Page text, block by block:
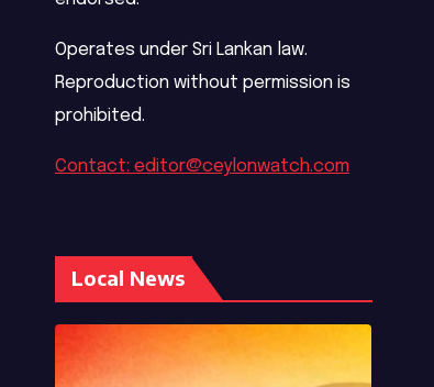
Operates under Sri Lankan law.
Reproduction without permission is
prohibited.
Contact: editor@ceylonwatch.com
Local News